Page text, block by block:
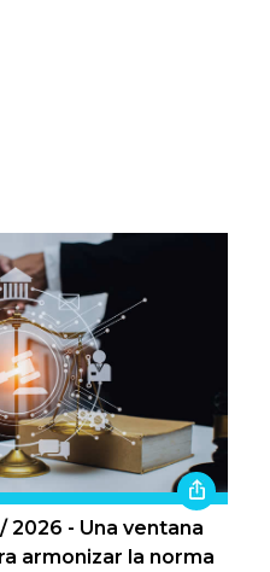
2026 - Una ventana
armonizar la norma